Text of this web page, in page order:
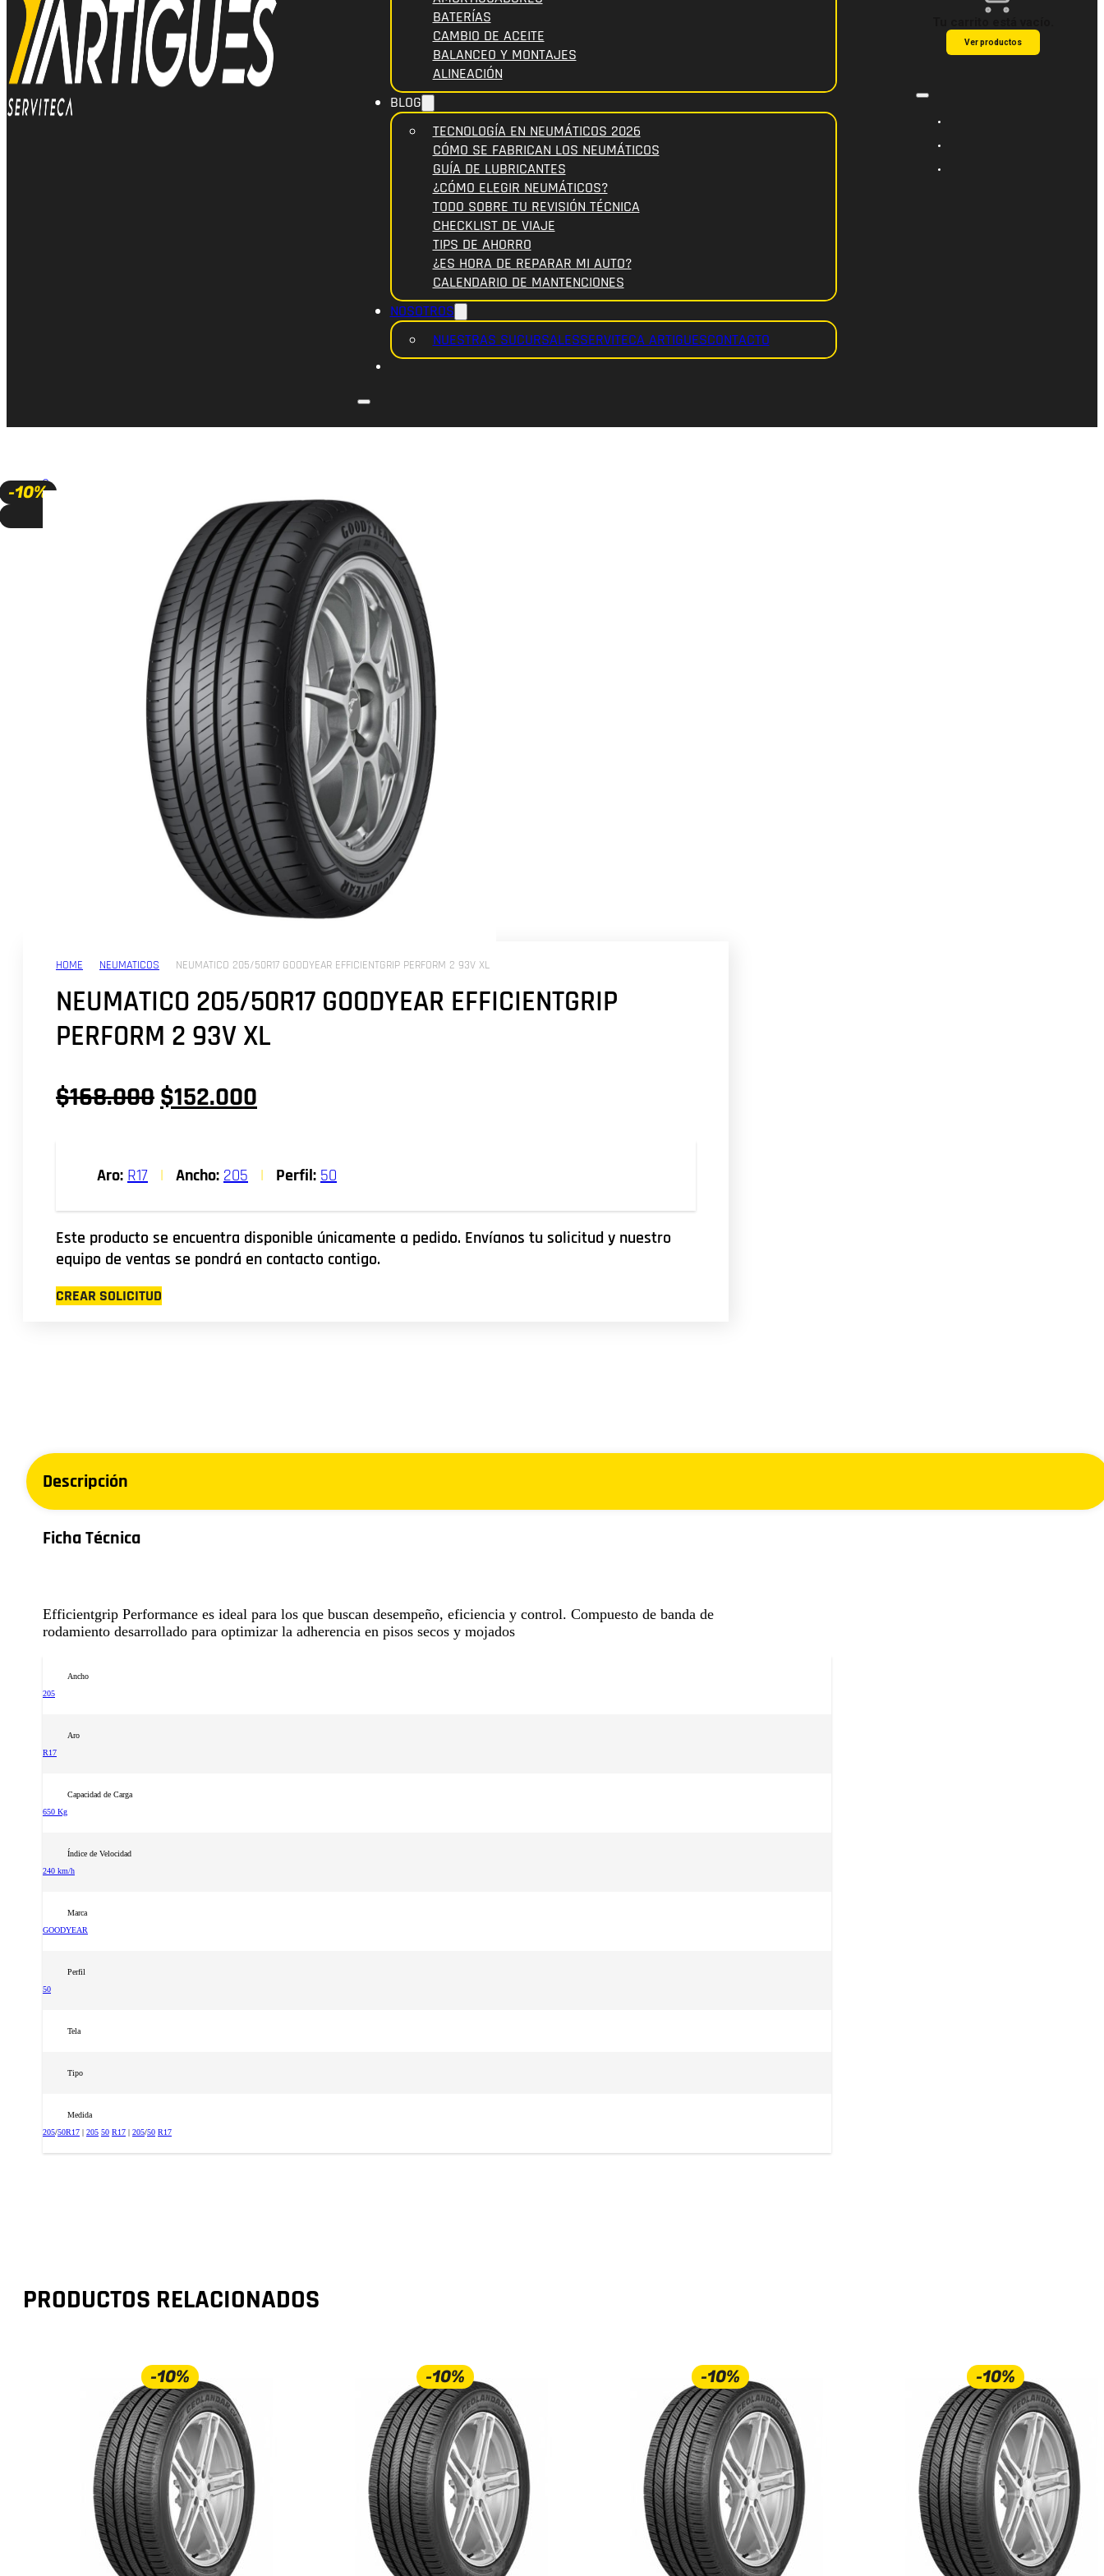
BATERÍAS
CAMBIO DE ACEITE
BALANCEO Y MONTAJES
ALINEACIÓN
BLOG
TECNOLOGÍA EN NEUMÁTICOS 2026
CÓMO SE FABRICAN LOS NEUMÁTICOS
GUÍA DE LUBRICANTES
¿CÓMO ELEGIR NEUMÁTICOS?
TODO SOBRE TU REVISIÓN TÉCNICA
CHECKLIST DE VIAJE
TIPS DE AHORRO
¿ES HORA DE REPARAR MI AUTO?
CALENDARIO DE MANTENCIONES
NOSOTROS
NUESTRAS SUCURSALESSERVITECA ARTIGUESCONTACTO
Ver productos
-10%
A PEDIDO
🔍
HOME NEUMATICOS NEUMATICO 205/50R17 GOODYEAR EFFICIENTGRIP PERFORM 2 93V XL
NEUMATICO 205/50R17 GOODYEAR EFFICIENTGRIP
PERFORM 2 93V XL
$168.000El
original
$168.000.
$152.000
actual
$152.000.
Aro: R17 | Ancho: 205 | Perfil: 50
Este producto se encuentra disponible únicamente a pedido. Envíanos tu solicitud y nuestro
equipo de ventas se pondrá en contacto contigo.
CREAR SOLICITUD
Descripción
Ficha Técnica
Efficientgrip Performance es ideal para los que buscan desempeño, eficiencia y control. Compuesto de banda de
rodamiento desarrollado para optimizar la adherencia en pisos secos y mojados
Ancho
205
Aro
R17
Capacidad de Carga
650 Kg
Índice de Velocidad
240 km/h
Marca
GOODYEAR
Perfil
50
Tela
Tipo
Medida
205/50R17 | 205 50 R17 | 205/50 R17
PRODUCTOS RELACIONADOS
-10% -10% -10% -10%